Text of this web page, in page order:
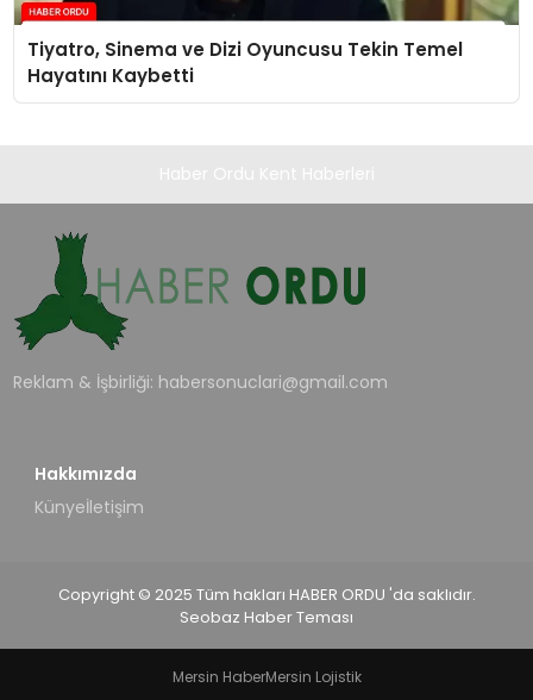
Tiyatro, Sinema ve Dizi Oyuncusu Tekin Temel
Hayatını Kaybetti
Reklam & İşbirliği: habersonuclari@gmail.com
Hakkımızda
Künyeİletişim
Copyright © 2025 Tüm hakları HABER ORDU 'da saklıdır.
Seobaz Haber Teması
Mersin HaberMersin Lojistik